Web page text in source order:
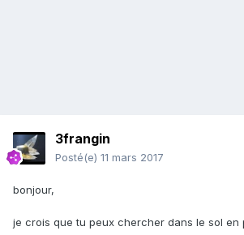
3frangin
Posté(e) 11 mars 2017
bonjour,
je crois que tu peux chercher dans le sol en